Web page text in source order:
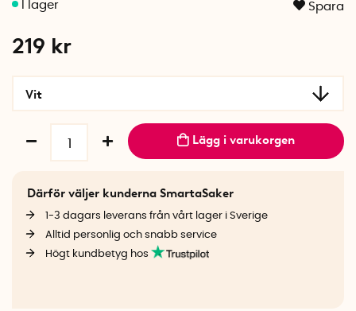
Spara
219 kr
Vit
Lägg i varukorgen
Därför väljer kunderna SmartaSaker
1-3 dagars leverans från vårt lager i Sverige
Alltid personlig och snabb service
Högt kundbetyg hos